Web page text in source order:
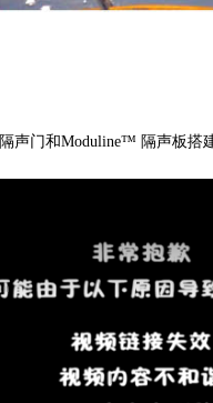
隔声门和Moduline™ 隔声板搭